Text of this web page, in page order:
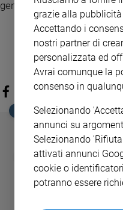
gente, salute, educazione e
EDICOLA SAN PAOLO
GBABY
€ 34,80
€ 21,90 37%
grazie alla
Accettando i
nostri partner di
personalizzata ed
Avrai comunque la
consenso in
Selezionando
annunci su
Selezionando
attivati annunci
cookie o
potranno essere